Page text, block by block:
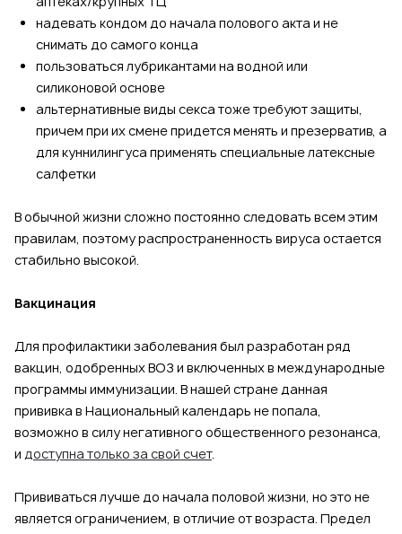
надевать кондом до начала полового акта и не
снимать до самого конца
пользоваться лубрикантами на водной или
силиконовой основе
альтернативные виды секса тоже требуют защиты,
причем при их смене придется менять и презерватив, а
для куннилингуса применять специальные латексные
салфетки
В обычной жизни сложно постоянно следовать всем этим
правилам, поэтому распространенность вируса остается
стабильно высокой.
Вакцинация
Для профилактики заболевания был разработан ряд
вакцин, одобренных ВОЗ и включенных в международные
программы иммунизации. В нашей стране данная
прививка в Национальный календарь не попала,
возможно в силу негативного общественного резонанса,
и доступна только за свой счет.
Прививаться лучше до начала половой жизни, но это не
является ограничением, в отличие от возраста. Предел